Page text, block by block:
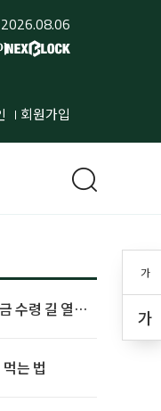
2026.08.06
회원가입
가
가
수령 길 열린
는 법